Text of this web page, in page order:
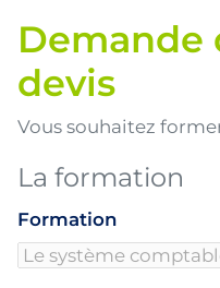
Demande
devis
Vous souhaitez
La formation
Formation